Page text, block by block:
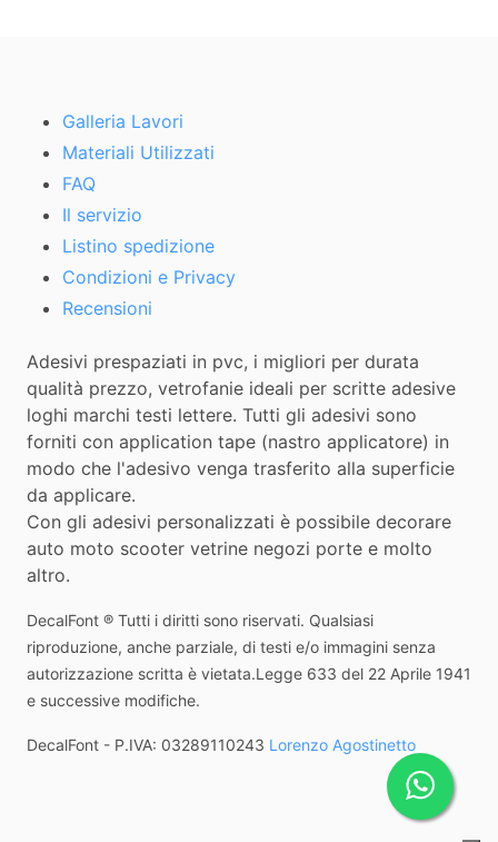
Galleria Lavori
Materiali Utilizzati
FAQ
Il servizio
Listino spedizione
Condizioni e Privacy
Recensioni
Adesivi prespaziati in pvc, i migliori per durata
qualità prezzo, vetrofanie ideali per scritte adesive
loghi marchi testi lettere. Tutti gli adesivi sono
forniti con application tape (nastro applicatore) in
modo che l'adesivo venga trasferito alla superficie
da applicare.
Con gli adesivi personalizzati è possibile decorare
auto moto scooter vetrine negozi porte e molto
altro.
DecalFont ® Tutti i diritti sono riservati. Qualsiasi
riproduzione, anche parziale, di testi e/o immagini senza
autorizzazione scritta è vietata.Legge 633 del 22 Aprile 1941
e successive modifiche.
DecalFont - P.IVA: 03289110243 Lorenzo Agostinetto